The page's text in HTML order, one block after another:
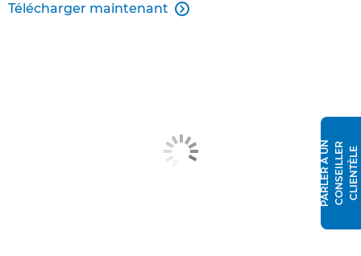
Télécharger maintenant 
P
A
R
L
E
R
À U
N
C
O
N
S
E
I
L
L
E
R
C
L
I
E
N
T
È
L E